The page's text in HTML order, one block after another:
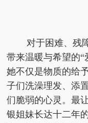
对于困难、残
带来温暖与希望的“
她不仅是物质的给
子们洗澡理发、添
们脆弱的心灵。最
银姐妹长达十二年